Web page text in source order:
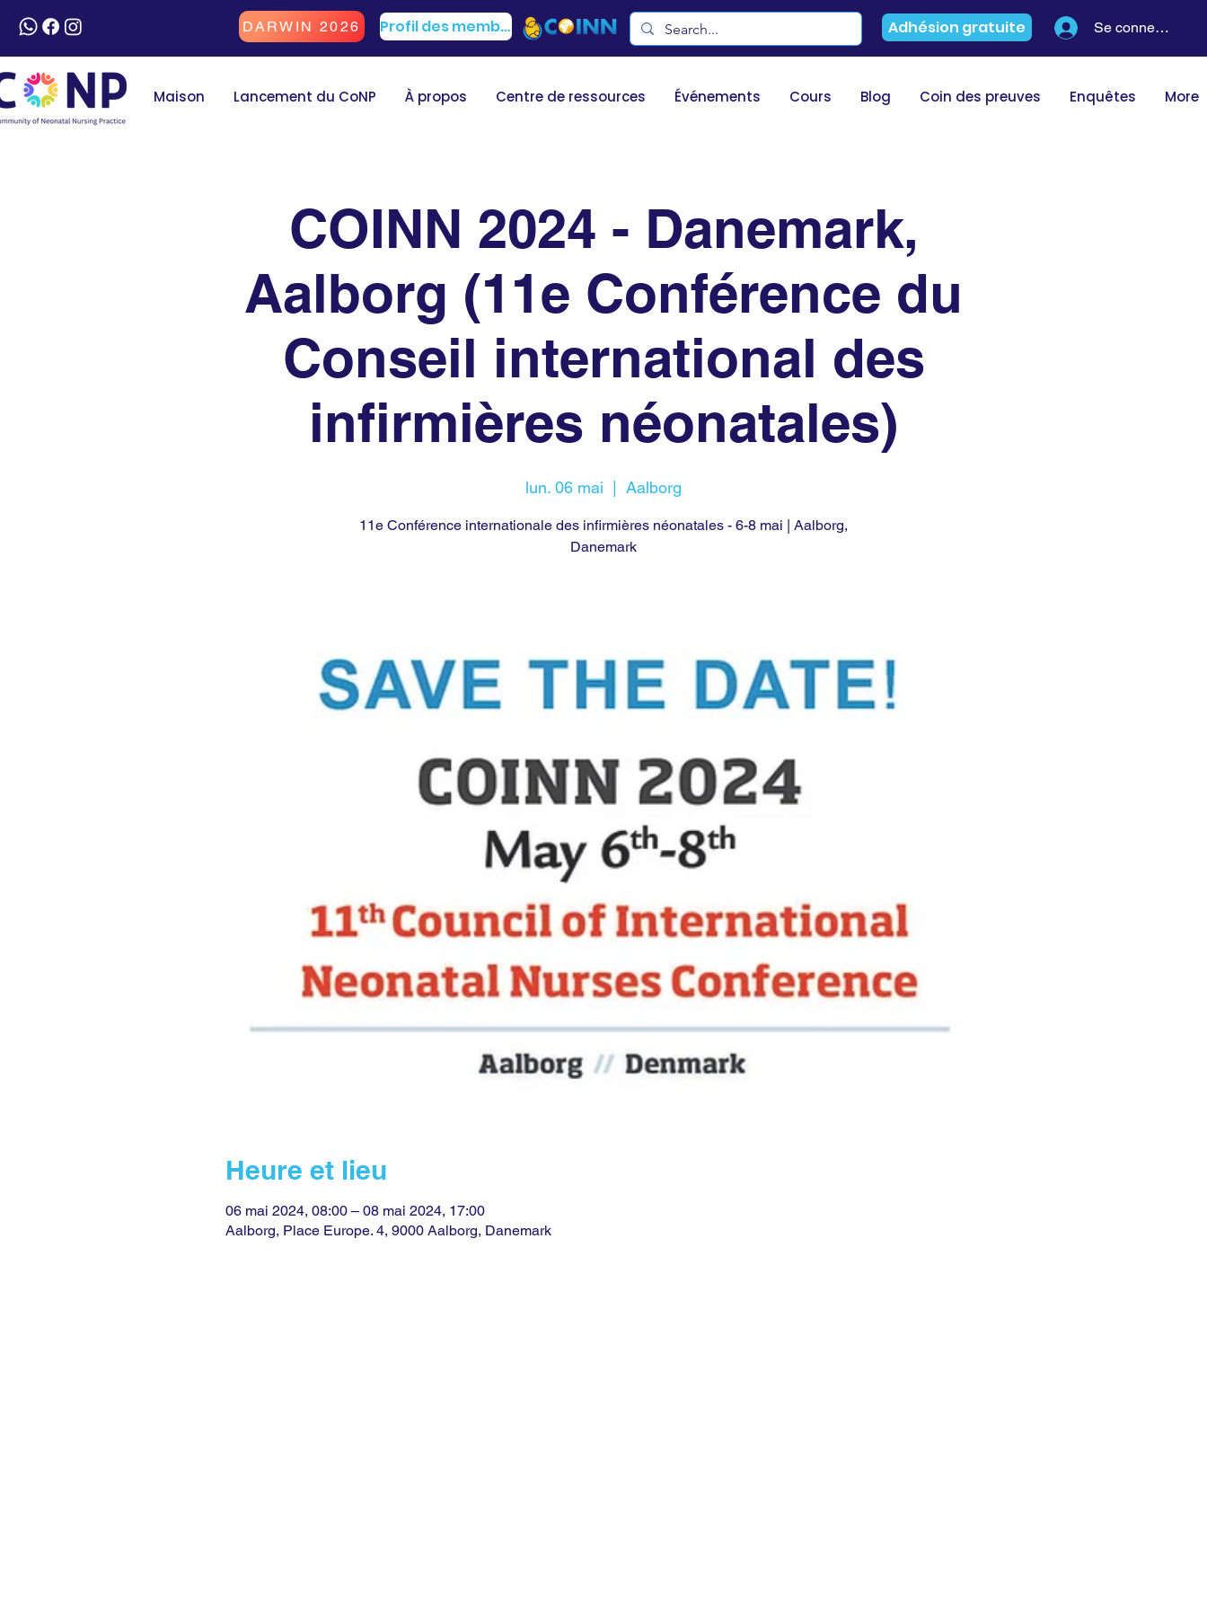
DARWIN 2026 Profil des membres Adhésion gratuite Se connecter
Maison Lancement du CoNP À propos Centre de ressources Événements Cours Blog Coin des preuves Enquêtes More
COINN 2024 - Danemark,
Aalborg (11e Conférence du
Conseil international des
infirmières néonatales)
lun. 06 mai Aalborg
11e Conférence internationale des infirmières néonatales - 6-8 mai | Aalborg,
Danemark
Heure et lieu
06 mai 2024, 08:00 – 08 mai 2024, 17:00
Aalborg, Place Europe. 4, 9000 Aalborg, Danemark